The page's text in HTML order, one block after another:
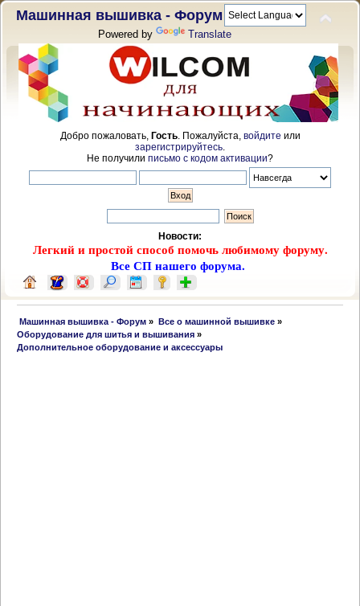
Машинная вышивка - Форум
Powered by Translate
Добро пожаловать, Гость. Пожалуйста, войдите или
зарегистрируйтесь
Не получили письмо с кодом активации?
Новости:
Легкий и простой способ помочь любимому форуму.
Все СП нашего форума.
Машинная вышивка - Форум » Все о машинной вышивке»
Оборудование для шитья и вышивания »
Дополнительное оборудование и аксессуары